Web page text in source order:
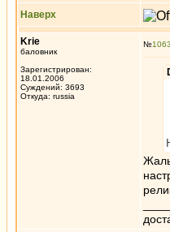
Наверх
Krie
баловник
Зарегистрирован:
18.01.2006
Суждений: 3693
Откуда: russia
№